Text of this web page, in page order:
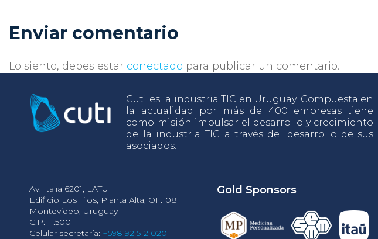
Enviar comentario
Lo siento, debes estar conectado para publicar un comentario.
Cuti es la industria TIC en Uruguay. Compuesta en
la actualidad por más de 400 empresas tiene
como misión impulsar el desarrollo y crecimiento
de la industria TIC a través del desarrollo de sus
asociados.
Av. Italia 6201, LATU
Edificio Los Tilos, Planta Alta, OF.108
Montevideo, Uruguay
C.P: 11.500
Celular secretaría: +598 92 512 020
Gold Sponsors